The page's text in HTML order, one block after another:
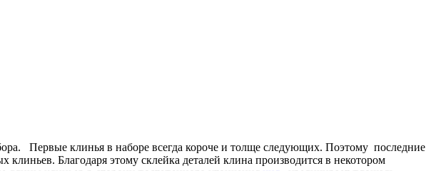
Первые клинья в наборе всегда короче и толще следующих. Поэтому последние
Благодаря этому склейка деталей клина производится в некотором